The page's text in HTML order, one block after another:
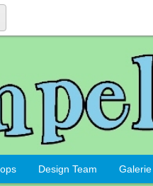
Design Team Galerie